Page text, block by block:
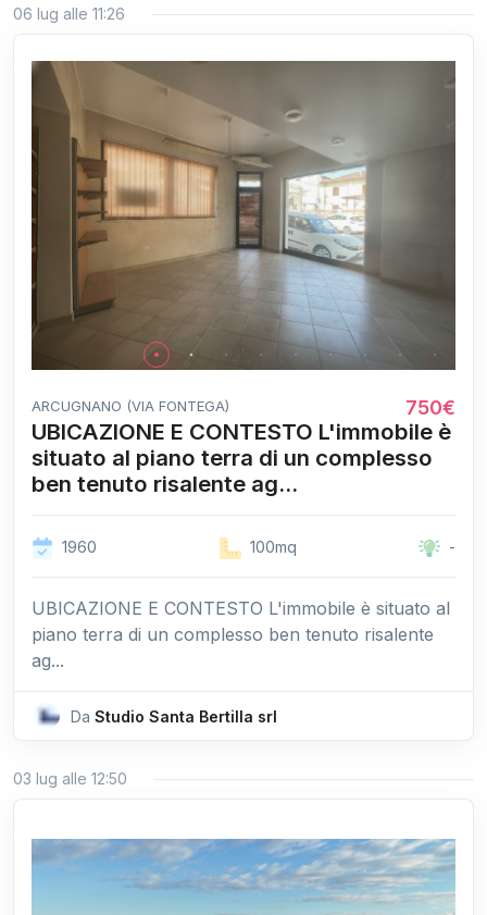
06 lug alle 11:26
ARCUGNANO (VIA FONTEGA) 750€
UBICAZIONE E CONTESTO L'immobile è
situato al piano terra di un complesso
ben tenuto risalente ag...
1960 100mq -
UBICAZIONE E CONTESTO L'immobile è situato al
piano terra di un complesso ben tenuto risalente
ag...
Da Studio Santa Bertilla srl
03 lug alle 12:50